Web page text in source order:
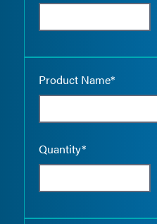
Product Name*
Quantity*